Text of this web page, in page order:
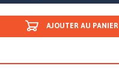
AJOUTER AU PANIER